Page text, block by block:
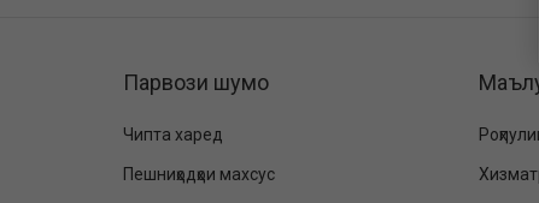
Парвози шумо
Чипта харед
Пешниҳодҳои махсус